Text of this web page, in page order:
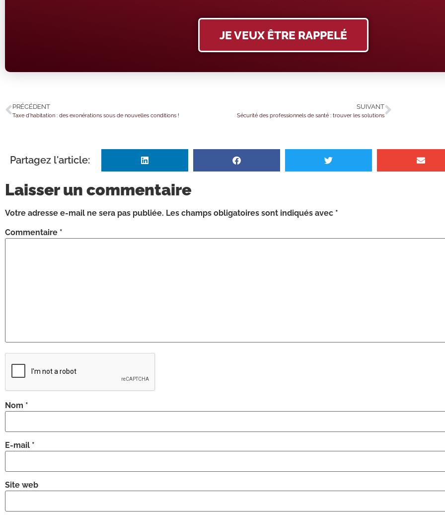
JE VEUX ÊTRE RAPPELÉ
PRÉCÉDENT
Taxe d’habitation : des exonérations sous de nouvelles conditions !
SUIVANT
Sécurité des professionnels de santé : trouver les solutions
Partagez l'article:
Laisser un commentaire
Votre adresse e-mail ne sera pas publiée. Les champs obligatoires sont indiqués avec *
Commentaire *
Nom *
E-mail *
Site web